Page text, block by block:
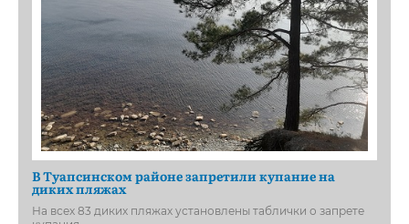
В Туапсинском районе запретили купание на
диких пляжах
На всех 83 диких пляжах установлены таблички о запрете